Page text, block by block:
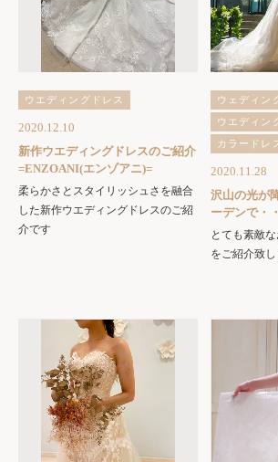
ウエディングドレス
2020.12.10
新作ウエディングドレスのご紹介
=ENZOANI(エンゾアニ)=
柔らかさとスタイリッシュさを融合
した新作ウエディングドレスのご紹
介です
ウェディン
ウエディン
カラードレ
2020.11.28
沢山の光が
ーデンで・
とても素敵
をご紹介致し